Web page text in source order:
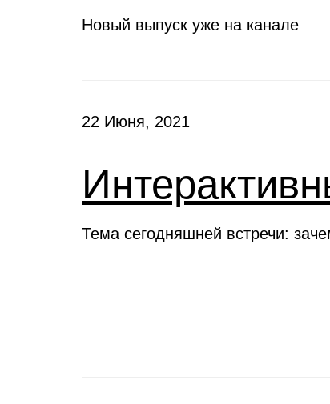
Новый выпуск уже на канале
22 Июня, 2021
Тема сегодняшней встречи: